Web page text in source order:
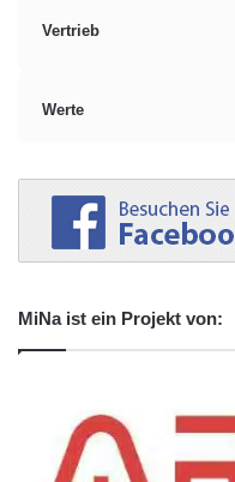
Vertrieb
Werte
MiNa ist ein Projekt von: